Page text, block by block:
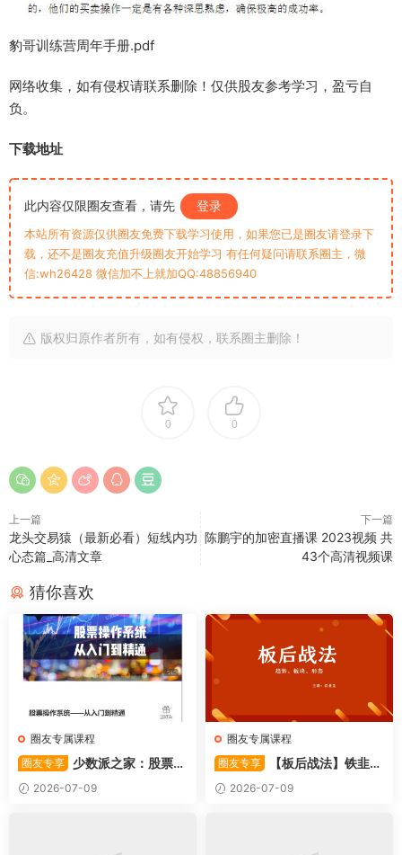
豹哥训练营周年手册.pdf
网络收集，如有侵权请联系删除！仅供股友参考学习，盈亏自
负。
下载地址
此内容仅限圈友查看，请先 登录
本站所有资源仅供圈友免费下载学习使用，如果您已是圈友请登录下
载，还不是圈友充值升级圈友开始学习 有任何疑问请联系圈主，微
信:wh26428 微信加不上就加QQ:48856940
版权归原作者所有，如有侵权，联系圈主删除！
0 0
上一篇
龙头交易猿（最新必看）短线内功
心态篇_高清文章
下一篇
陈鹏宇的加密直播课 2023视频 共
43个高清视频课
猜你喜欢
圈友专属课程
圈友专享
少数派之家：股票操
作系统—从入门到精通
2026-07-09
圈友专属课程
圈友专享
【板后战法】铁韭菜
板后强势战法
2026-07-09